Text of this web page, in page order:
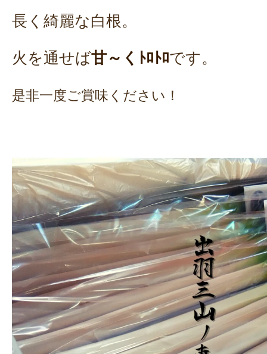
長く綺麗な白根。
火を通せば甘～くﾄﾛﾄﾛです。
是非一度ご賞味ください！